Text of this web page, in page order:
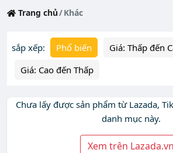
Tìm mua sản phẩm giá rẻ
Trang chủ Khác
sắp xếp: Phổ biến
Giá: Thấp đến
Giá: Cao đến Thấp
Chưa lấy được sản phẩm từ Lazada,
danh mục này.
Xem trên Lazada.vn